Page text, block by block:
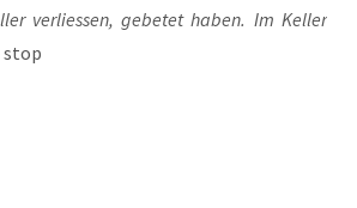
ver­lies­sen, gebe­tet haben. Im Kel­ler